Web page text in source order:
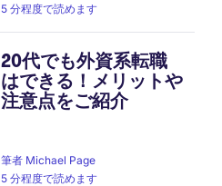
5 分程度で読めます
20代でも外資系転職
はできる！メリットや
注意点をご紹介
筆者 Michael Page
5 分程度で読めます